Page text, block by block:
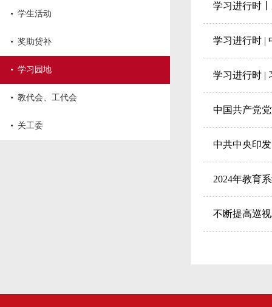
· 学生活动
· 奖助贷补
· 学习园地
· 教代会、工代会
· 关工委
学习进行时
学习进行时 |
学习进行时 |
中国共产党
中共中央印
2024年教育
不断提高巡